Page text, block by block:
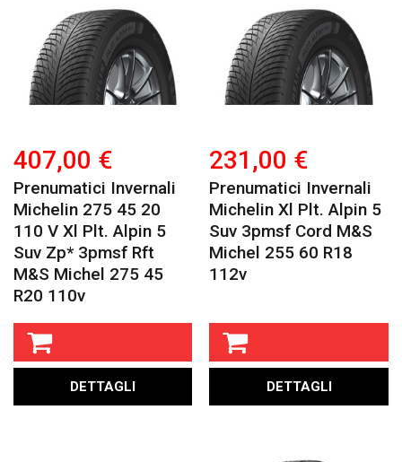
407,00 €
Prenumatici Invernali
Michelin 275 45 20
110 V Xl Plt. Alpin 5
Suv Zp* 3pmsf Rft
M&s Michel 275 45
R20 110v
DETTAGLI
231,00 €
Prenumatici Invernali
Michelin Xl Plt. Alpin 5
Suv 3pmsf Cord M&s
Michel 255 60 R18
112v
DETTAGLI